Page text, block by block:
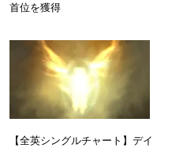
首位を獲得
【全英シングルチャート】デイ